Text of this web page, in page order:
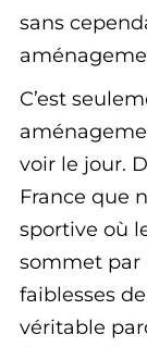
sans
C’est
voir le jour.
France que
sportive où
sommet par
faiblesses
véritable